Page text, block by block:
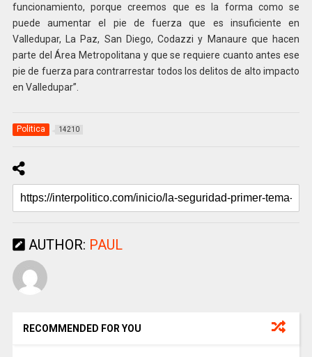
funcionamiento, porque creemos que es la forma como se
puede aumentar el pie de fuerza que es insuficiente en
Valledupar, La Paz, San Diego, Codazzi y Manaure que hacen
parte del Área Metropolitana y que se requiere cuanto antes ese
pie de fuerza para contrarrestar todos los delitos de alto impacto
en Valledupar”.
Politica 14210
AUTHOR: PAUL
RECOMMENDED FOR YOU